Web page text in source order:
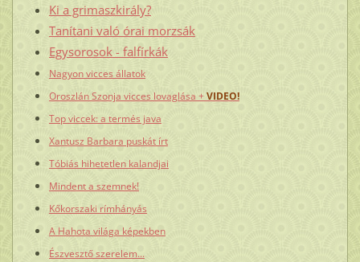
Ki a grimaszkirály?
Tanítani való órai morzsák
Egysorosok - falfírkák
Nagyon vicces állatok
Oroszlán Szonja vicces lovaglása +VIDEO!
Top viccek: a termés java
Xantusz Barbara puskát írt
Tóbiás hihetetlen kalandjai
Mindent a szemnek!
Kőkorszaki rímhányás
A Hahota világa képekben
Észvesztő szerelem...